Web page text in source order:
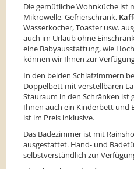
Die gemütliche Wohnküche ist
Mikrowelle, Gefrierschrank,
Wasserkocher, Toaster usw.
auch im Urlaub ohne
eine Babyausstattung, wie
können wir Ihnen zur
In den beiden Schlafzimmern
Doppelbett mit verstellbaren
Stauraum in den Schränken ist
Ihnen auch ein Kinderbett und
ist im Preis inklusive.
Das Badezimmer ist mit
ausgestattet. Hand- und
selbstverständlich zur